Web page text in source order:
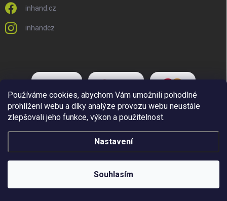
Používáme cookies, abychom Vám umožnili pohodlné
prohlížení webu a díky analýze provozu webu neustále
zlepšovali jeho funkce, výkon a použitelnost.
Nastavení
Souhlasím
inhand.cz
inhandcz
Copyright 2026Inhand.cz. Všechna práva vyhrazena.Upravit nastavení
cookies